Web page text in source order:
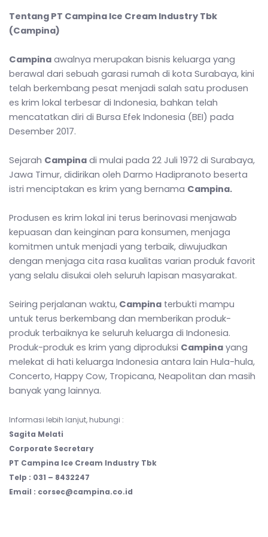
Tentang PT Campina Ice Cream Industry Tbk
(Campina)
Campina awalnya merupakan bisnis keluarga yang
berawal dari sebuah garasi rumah di kota Surabaya, kini
telah berkembang pesat menjadi salah satu produsen
es krim lokal terbesar di Indonesia, bahkan telah
mencatatkan diri di Bursa Efek Indonesia (BEI) pada
Desember 2017.
Sejarah Campina di mulai pada 22 Juli 1972 di Surabaya,
Jawa Timur, didirikan oleh Darmo Hadipranoto beserta
istri menciptakan es krim yang bernama Campina.
Produsen es krim lokal ini terus berinovasi menjawab
kepuasan dan keinginan para konsumen, menjaga
komitmen untuk menjadi yang terbaik, diwujudkan
dengan menjaga cita rasa kualitas varian produk favorit
yang selalu disukai oleh seluruh lapisan masyarakat.
Seiring perjalanan waktu, Campina terbukti mampu
untuk terus berkembang dan memberikan produk-
produk terbaiknya ke seluruh keluarga di Indonesia.
Produk-produk es krim yang diproduksi Campina yang
melekat di hati keluarga Indonesia antara lain Hula-hula,
Concerto, Happy Cow, Tropicana, Neapolitan dan masih
banyak yang lainnya.
Informasi lebih lanjut, hubungi :
Sagita Melati
Corporate Secretary
PT Campina Ice Cream Industry Tbk
Telp : 031 – 8432247
Email : corsec@campina.co.id